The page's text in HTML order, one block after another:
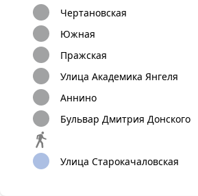
Чертановская
Южная
Пражская
Улица Академика Янгеля
Аннино
Бульвар Дмитрия Донского
Улица Старокачаловская